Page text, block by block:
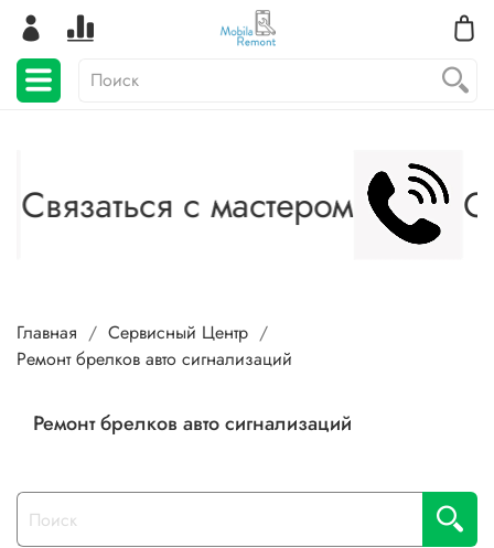
Связаться с мастером
Главная
Сервисный Центр
Ремонт брелков авто сигнализаций
Ремонт брелков авто сигнализаций